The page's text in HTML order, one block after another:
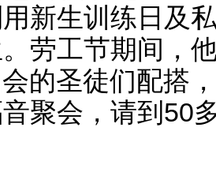
新生训练日及
劳工节期间，
的圣徒们配搭
聚会，请到50